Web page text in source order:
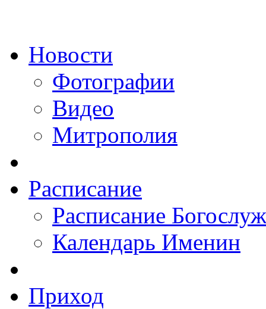
Новости
Фотографии
Видео
Митрополия
Расписание
Расписание
Календарь Именин
Приход